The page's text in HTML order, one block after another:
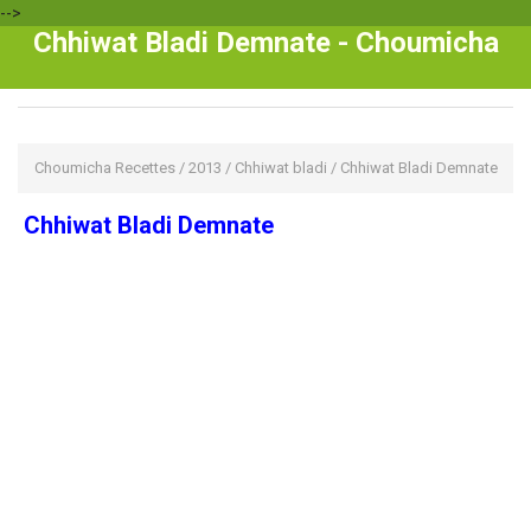
-->
Chhiwat Bladi Demnate - Choumicha
Choumicha Recettes/ 2013 / Chhiwat bladi / Chhiwat Bladi Demnate
Chhiwat Bladi Demnate